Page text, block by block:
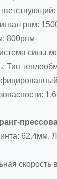
рпм:
800рпм
силы
Тип
62.4мм,
скорость